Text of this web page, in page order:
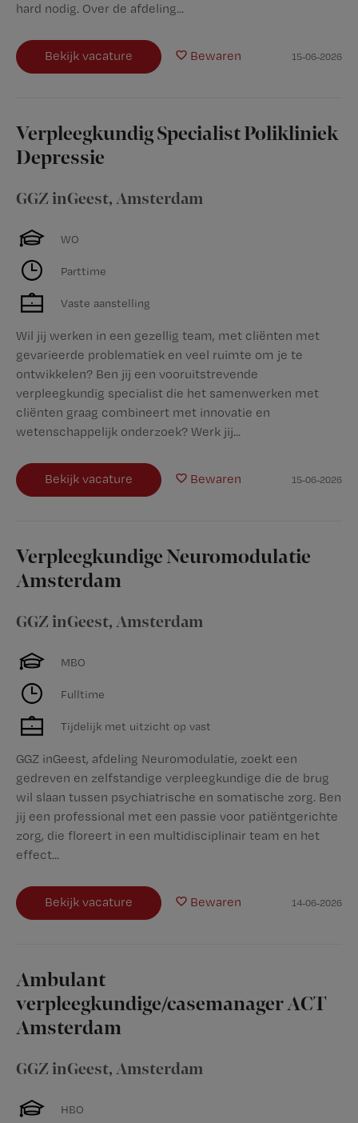
hard nodig. Over de afdeling...
Bekijk vacature Bewaren 15-06-2026
Verpleegkundig Specialist Polikliniek
Depressie
GGZ inGeest, Amsterdam
WO
Parttime
Vaste aanstelling
Wil jij werken in een gezellig team, met cliënten met
gevarieerde problematiek en veel ruimte om je te
ontwikkelen? Ben jij een vooruitstrevende
verpleegkundig specialist die het samenwerken met
cliënten graag combineert met innovatie en
wetenschappelijk onderzoek? Werk jij...
Bekijk vacature Bewaren 15-06-2026
Verpleegkundige Neuromodulatie
Amsterdam
GGZ inGeest, Amsterdam
MBO
Fulltime
Tijdelijk met uitzicht op vast
GGZ inGeest, afdeling Neuromodulatie, zoekt een
gedreven en zelfstandige verpleegkundige die de brug
wil slaan tussen psychiatrische en somatische zorg. Ben
jij een professional met een passie voor patiëntgerichte
zorg, die floreert in een multidisciplinair team en het
effect...
Bekijk vacature Bewaren 14-06-2026
Ambulant
verpleegkundige/casemanager ACT
Amsterdam
GGZ inGeest, Amsterdam
HBO